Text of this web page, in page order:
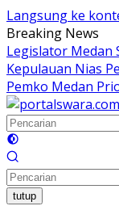
Langsung ke
Breaking News
Legislator Medan
Kepulauan Nias
Pemko Medan
tutup